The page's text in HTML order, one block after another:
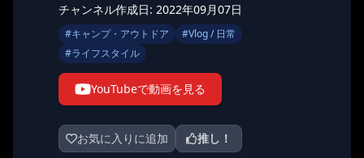
チャンネル作成日: 2022年09月07日
#キャンプ・アウトドア #Vlog / 日常
#ライフスタイル
YouTubeで動画を見る
お気に入りに追加 推し！